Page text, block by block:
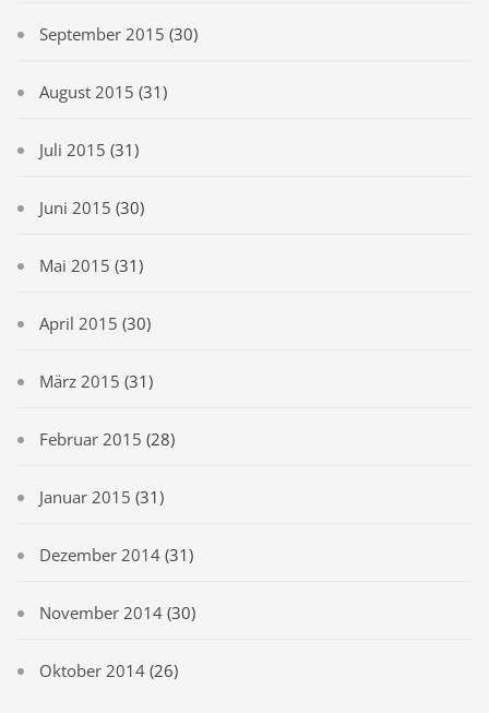
September 2015 (30)
August 2015 (31)
Juli 2015 (31)
Juni 2015 (30)
Mai 2015 (31)
April 2015 (30)
März 2015 (31)
Februar 2015 (28)
Januar 2015 (31)
Dezember 2014 (31)
November 2014 (30)
Oktober 2014 (26)